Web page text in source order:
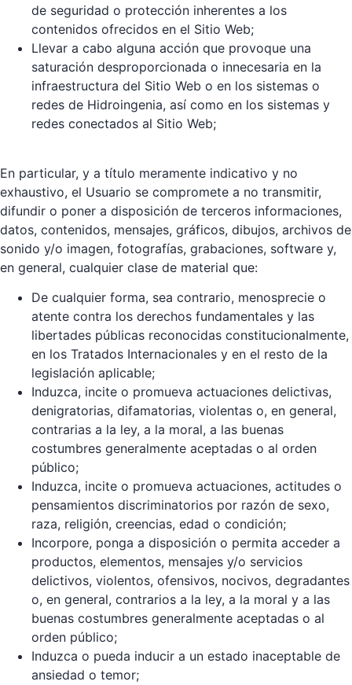
de seguridad o protección inherentes a los
contenidos ofrecidos en el Sitio Web;
Llevar a cabo alguna acción que provoque una
saturación desproporcionada o innecesaria en la
infraestructura del Sitio Web o en los sistemas o
redes de Hidroingenia, así como en los sistemas y
redes conectados al Sitio Web;
En particular, y a título meramente indicativo y no
exhaustivo, el Usuario se compromete a no transmitir,
difundir o poner a disposición de terceros informaciones,
datos, contenidos, mensajes, gráficos, dibujos, archivos de
sonido y/o imagen, fotografías, grabaciones, software y,
en general, cualquier clase de material que:
De cualquier forma, sea contrario, menosprecie o
atente contra los derechos fundamentales y las
libertades públicas reconocidas constitucionalmente,
en los Tratados Internacionales y en el resto de la
legislación aplicable;
Induzca, incite o promueva actuaciones delictivas,
denigratorias, difamatorias, violentas o, en general,
contrarias a la ley, a la moral, a las buenas
costumbres generalmente aceptadas o al orden
público;
Induzca, incite o promueva actuaciones, actitudes o
pensamientos discriminatorios por razón de sexo,
raza, religión, creencias, edad o condición;
Incorpore, ponga a disposición o permita acceder a
productos, elementos, mensajes y/o servicios
delictivos, violentos, ofensivos, nocivos, degradantes
o, en general, contrarios a la ley, a la moral y a las
buenas costumbres generalmente aceptadas o al
orden público;
Induzca o pueda inducir a un estado inaceptable de
ansiedad o temor;